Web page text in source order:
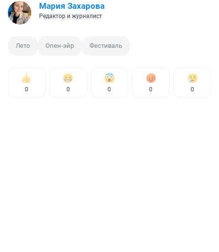
Мария Захарова
Редактор и журналист
Лето Опен-эйр Фестиваль
0 0 0 0 0